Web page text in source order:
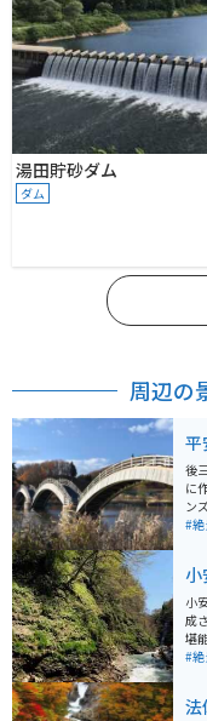
湯田貯砂ダム
ダム
周辺の
平
後
に
ン
の
#絶
小
小
成
堪
大
#絶
法